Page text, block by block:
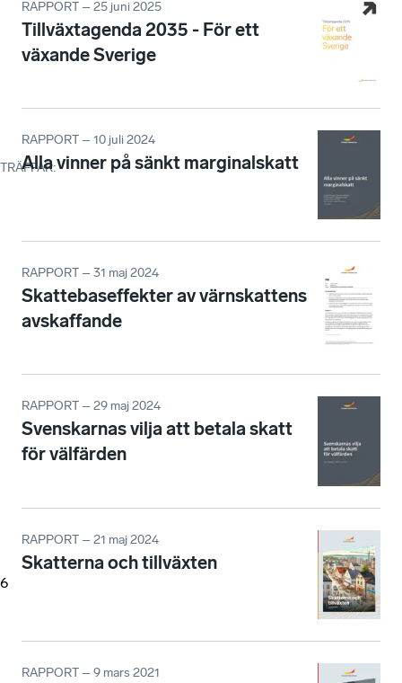
TRÄFFAR:
6
RAPPORT – 25 juni 2025
Tillväxtagenda 2035 - För ett
växande Sverige
RAPPORT – 10 juli 2024
Alla vinner på sänkt marginalskatt
RAPPORT – 31 maj 2024
Skattebaseffekter av värnskattens
avskaffande
RAPPORT – 29 maj 2024
Svenskarnas vilja att betala skatt
för välfärden
RAPPORT – 21 maj 2024
Skatterna och tillväxten
RAPPORT – 9 mars 2021